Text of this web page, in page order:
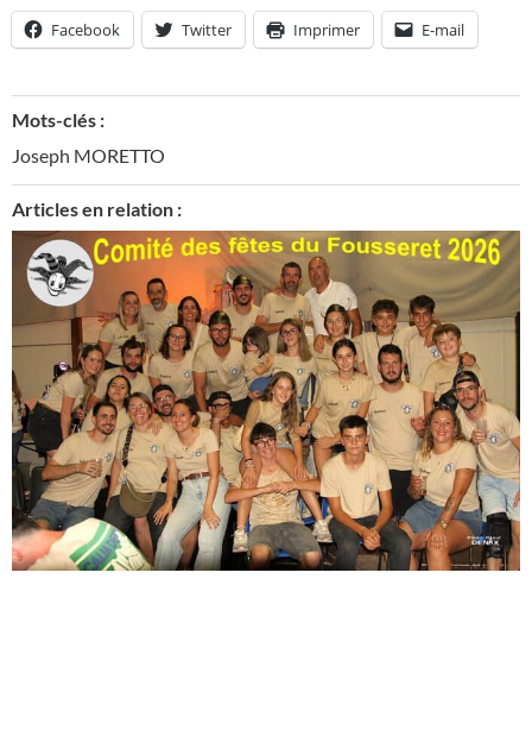
Facebook Twitter Imprimer E-mail
Mots-clés :
Joseph MORETTO
Articles en relation :